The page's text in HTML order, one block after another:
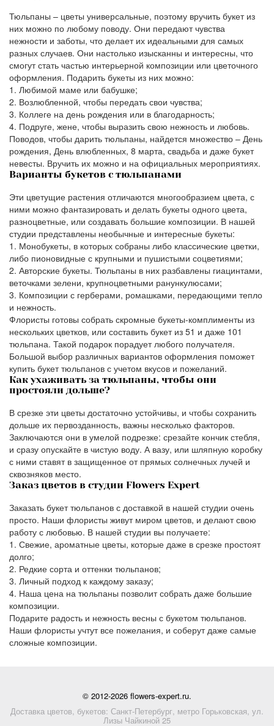
Тюльпаны – цветы универсальные, поэтому вручить букет из
них можно по любому поводу. Они передают чувства
нежности и заботы, что делает их идеальными для самых
разных случаев. Они настолько изысканны и интересны, что
смогут стать частью интерьерной композиции или цветочного
оформления. Подарить букеты из них можно:
Любимой маме или бабушке;
Возлюбленной, чтобы передать свои чувства;
Коллеге на день рождения или в благодарность;
Подруге, жене, чтобы выразить свою нежность и любовь.
Поводов, чтобы дарить тюльпаны, найдется множество – День
рождения, День влюбленных, 8 марта, свадьба и даже букет
невесты. Вручить их можно и на официальных мероприятиях.
Варианты букетов с тюльпанами
Эти цветущие растения отличаются многообразием цвета, с
ними можно фантазировать и делать букеты одного цвета,
разноцветные, или создавать большие композиции. В нашей
студии представлены необычные и интересные букеты:
Монобукеты, в которых собраны либо классические цветки,
либо пионовидные с крупными и пушистыми соцветиями;
Авторские букеты. Тюльпаны в них разбавлены гиацинтами,
веточками зелени, крупноцветными ранункулюсами;
Композиции с герберами, ромашками, передающими тепло
и нежность.
Флористы готовы собрать скромные букеты-комплименты из
нескольких цветков, или составить букет из 51 и даже 101
тюльпана. Такой подарок порадует любого получателя.
Большой выбор различных вариантов оформления поможет
купить букет тюльпанов с учетом вкусов и пожеланий.
Как ухаживать за тюльпаны, чтобы они
простояли дольше?
В срезке эти цветы достаточно устойчивы, и чтобы сохранить
дольше их первозданность, важны несколько факторов.
Заключаются они в умелой подрезке: срезайте кончик стебля,
и сразу опускайте в чистую воду. А вазу, или шляпную коробку
с ними ставят в защищенное от прямых солнечных лучей и
сквозняков место.
Заказ цветов в студии Flowers Expert
Заказать букет тюльпанов с доставкой в нашей студии очень
просто. Наши флористы живут миром цветов, и делают свою
работу с любовью. В нашей студии вы получаете:
Свежие, ароматные цветы, которые даже в срезке простоят
долго;
Редкие сорта и оттенки тюльпанов;
Личный подход к каждому заказу;
Наша цена на тюльпаны позволит собрать даже большие
композиции.
Подарите радость и нежность весны с букетом тюльпанов.
Наши флористы учтут все пожелания, и соберут даже самые
сложные композиции.
© 2012-2026 flowers-expert.ru.
Доставка цветов, букетов: Санкт-Петербург, метро Горьковская, ул.
Лизы Чайкиной 25